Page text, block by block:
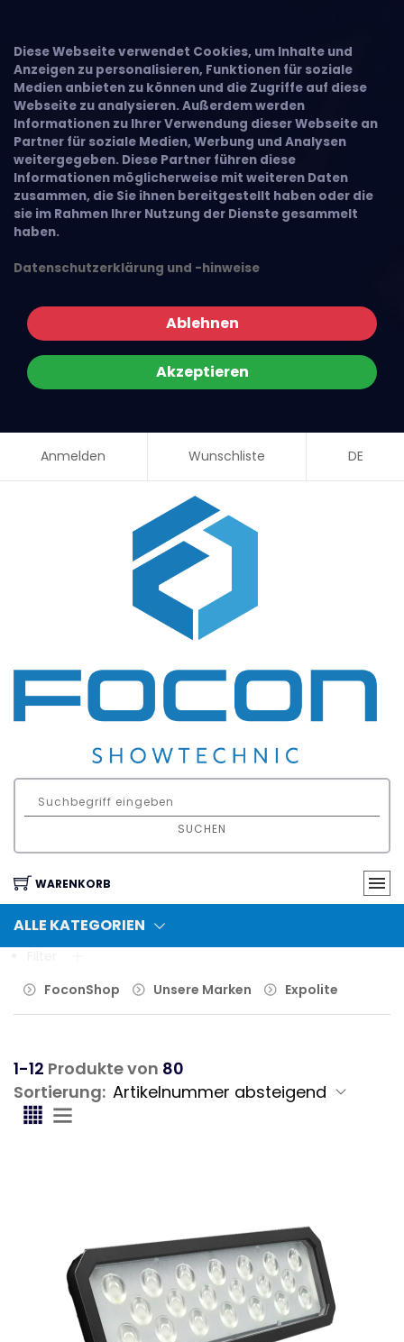
Diese Webseite verwendet Cookies, um Inhalte und
Anzeigen zu personalisieren, Funktionen für soziale
Medien anbieten zu können und die Zugriffe auf diese
Webseite zu analysieren. Außerdem werden
Informationen zu Ihrer Verwendung dieser Webseite an
Partner für soziale Medien, Werbung und Analysen
weitergegeben. Diese Partner führen diese
Informationen möglicherweise mit weiteren Daten
zusammen, die Sie ihnen bereitgestellt haben oder die
sie im Rahmen Ihrer Nutzung der Dienste gesammelt
haben.
Datenschutzerklärung und -hinweise
Ablehnen
Akzeptieren
Anmelden Wunschliste DE
SUCHEN
WARENKORB
ALLE KATEGORIEN
FoconShop
Unsere Marken Expolite
1-12 Produkte von 80
Sortierung: